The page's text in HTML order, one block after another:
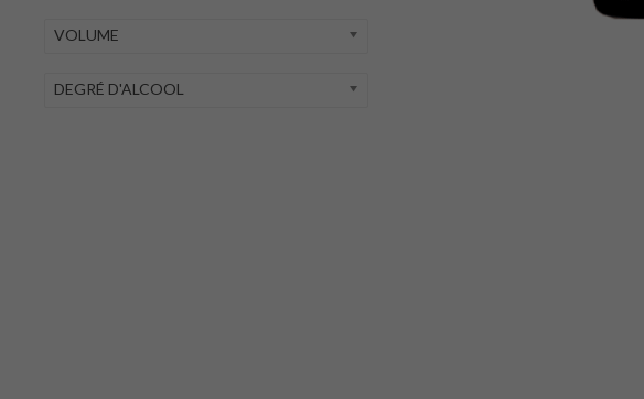
VOLUME
DEGRÉ D'ALCOOL